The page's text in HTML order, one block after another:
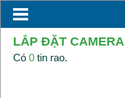
LẮP ĐẶT CAMERA
Có 0tin rao.